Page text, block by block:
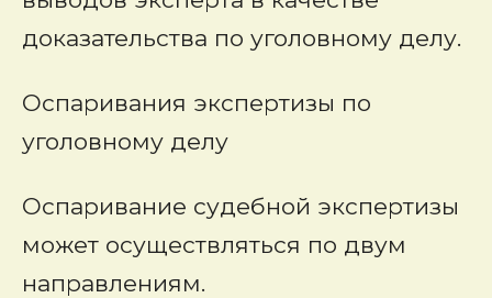
доказательства по уголовному делу.
Оспаривания экспертизы по
уголовному делу
Оспаривание судебной экспертизы
может осуществляться по двум
направлениям.